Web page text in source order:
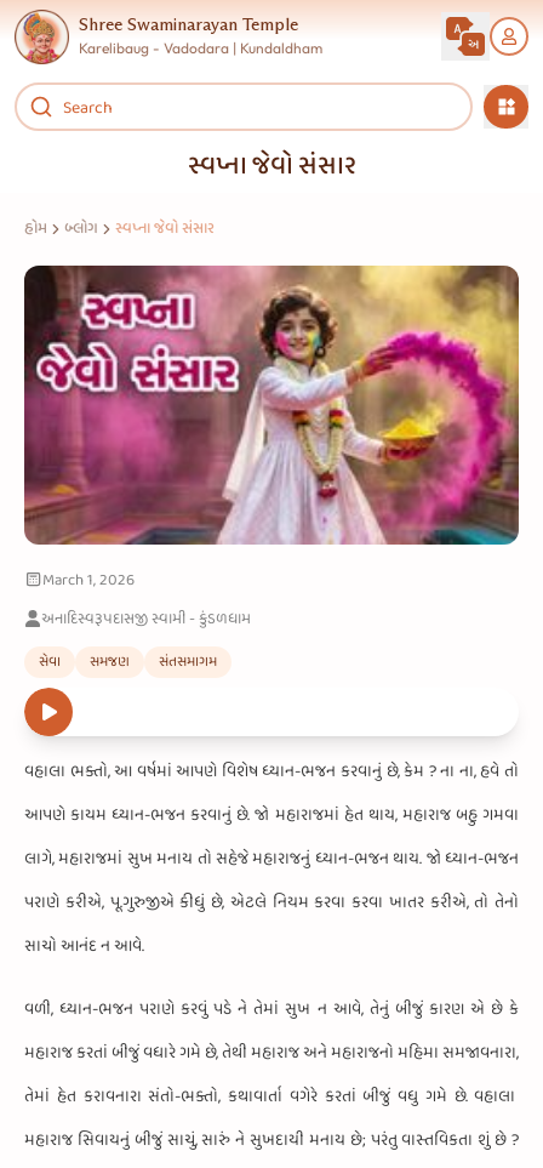
Shree Swaminarayan Temple
Karelibaug - Vadodara | Kundaldham
સ્વપ્ના જેવો સંસાર
હોમ બ્લોગ સ્વપ્ના જેવો સંસાર
March 1, 2026
અનાદિસ્વરૂપદાસજી સ્વામી - કુંડળધામ
સેવા સમજણ સંતસમાગમ
વહાલા ભક્તો,આ વર્ષમાં આપણે વિશેષ ધ્યાન-ભજન કરવાનું છે,કેમ ?ના ના,હવે તો
આપણે કાયમ ધ્યાન-ભજન કરવાનું છે.જો મહારાજમાં હેત થાય,મહારાજ બહુ ગમવા
લાગે,મહારાજમાં સુખ મનાય તો સહેજે મહારાજનું ધ્યાન-ભજન થાય.જો ધ્યાન-ભજન
પરાણે કરીએ,પૂ.ગુરુજીએ કીધું છે, એટલે નિયમ કરવા કરવા ખાતર કરીએ,તો તેનો
સાચો આનંદ ન આવે.
વળી, ધ્યાન-ભજન પરાણે કરવું પડે ને તેમાં સુખ ન આવે,તેનું બીજું કારણ એ છે કે
મહારાજ કરતાં બીજું વધારે ગમે છે,તેથી મહારાજ અને મહારાજનો મહિમા સમજાવનારા,
તેમાં હેત કરાવનારા સંતો-ભક્તો, કથાવાર્તા વગેરે કરતાં બીજું વધુ ગમે છે.વહાલા
મહારાજ સિવાયનું બીજું સાચું,સારું ને સુખદાયી મનાય છે; પરંતુ વાસ્તવિકતા શું છે ?